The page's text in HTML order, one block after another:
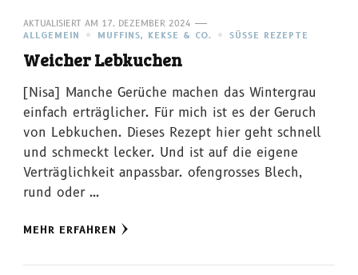
AKTUALISIERT AM 17. DEZEMBER 2024
ALLGEMEIN
MUFFINS, KEKSE & CO. SÜSSE REZEPTE
Weicher Lebkuchen
[Nisa] Manche Gerüche machen das Wintergrau
einfach erträglicher. Für mich ist es der Geruch
von Lebkuchen. Dieses Rezept hier geht schnell
und schmeckt lecker. Und ist auf die eigene
Verträglichkeit anpassbar. ofengrosses Blech,
rund oder …
MEHR ERFAHREN